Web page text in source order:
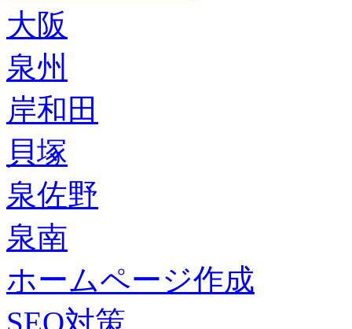
大阪
泉州
岸和田
貝塚
泉佐野
泉南
ホームページ作成